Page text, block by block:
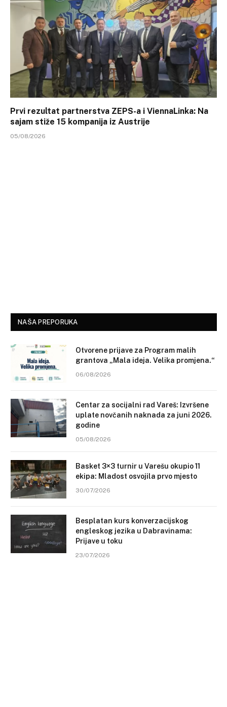
Prvi rezultat partnerstva ZEPS-a i ViennaLinka: Na
sajam stiže 15 kompanija iz Austrije
05/08/2026
NAŠA PREPORUKA
Otvorene prijave za Program malih
grantova „Mala ideja. Velika promjena.“
06/08/2026
Centar za socijalni rad Vareš: Izvršene
uplate novčanih naknada za juni 2026.
godine
05/08/2026
Basket 3×3 turnir u Varešu okupio 11
ekipa: Mladost osvojila prvo mjesto
30/07/2026
Besplatan kurs konverzacijskog
engleskog jezika u Dabravinama:
Prijave u toku
23/07/2026